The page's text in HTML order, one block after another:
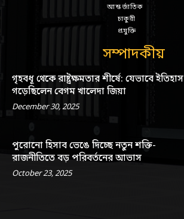
আন্তর্জাতিক
চাকুরী
প্রযুক্তি
সম্পাদকীয়
গৃহবধূ থেকে রাষ্ট্রক্ষমতার শীর্ষে: যেভাবে ইতিহাস
গড়েছিলেন বেগম খালেদা জিয়া
December 30, 2025
পুরোনো হিসাব ভেঙে দিচ্ছে নতুন শক্তি-
রাজনীতিতে বড় পরিবর্তনের আভাস
October 23, 2025